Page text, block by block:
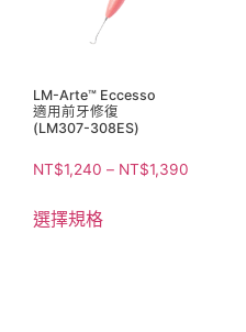
LM-Arte™ Eccesso
適用前牙修復
(LM307-308ES)
NT$1,240 – NT$1,390
選擇規格